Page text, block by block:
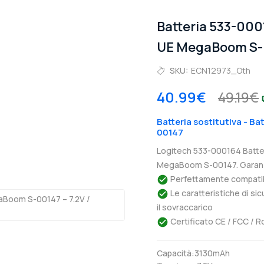
Batteria 533-
UE MegaBoom
SKU: ECN12973_Oth
40.99€ 49.19€
Batteria sostitutiva -
00147
Logitech 533-000164
MegaBoom S-00147.
Perfettamente
Le caratteristiche di
il sovraccarico
Certificato CE / FCC /
Capacità:3130mAh